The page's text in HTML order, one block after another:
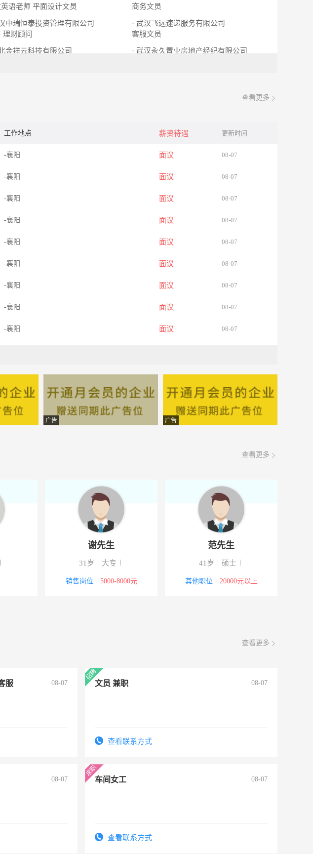
语老师 平面设计文员
商务文员
中瑞恒泰投资管理有限公司
理财顾问
· 武汉飞远速递服务有限公司
客服文员
金祥云科技有限公司
· 武汉永久置业房地产经纪有限公司
查看更多
工作地点 薪资待遇 更新时间
-襄阳 面议 08-07
-襄阳 面议 08-07
-襄阳 面议 08-07
-襄阳 面议 08-07
-襄阳 面议 08-07
-襄阳 面议 08-07
-襄阳 面议 08-07
-襄阳 面议 08-07
-襄阳 面议 08-07
-襄阳 面议 08-07
-襄阳 面议 08-07
-湖北襄樊市襄城区 08-07
08-07
08-07
08-07
广告 广告
查看更多
谢先生
31岁 大专
销售岗位 5000-8000元
范先生
41岁 硕士
其他职位 20000元以上
查看更多
服 08-07 文员 兼职 08-07
查看联系方式
08-07 车间女工 08-07
查看联系方式